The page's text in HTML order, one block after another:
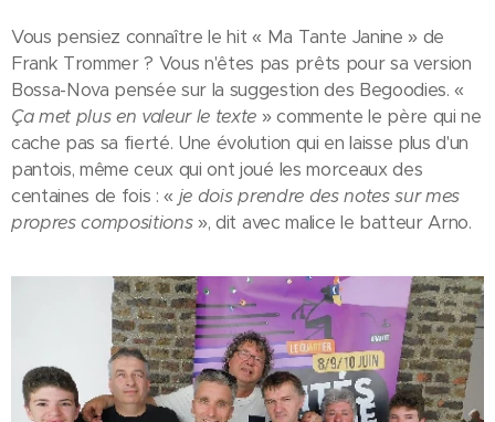
Vous pensiez connaître le hit « Ma Tante Janine » de
Frank Trommer ? Vous n'êtes pas prêts pour sa version
Bossa-Nova pensée sur la suggestion des Begoodies. «
Ça met plus en valeur le texte » commente le père qui ne
cache pas sa fierté. Une évolution qui en laisse plus d'un
pantois, même ceux qui ont joué les morceaux des
centaines de fois : « je dois prendre des notes sur mes
propres compositions», dit avec malice le batteur Arno.